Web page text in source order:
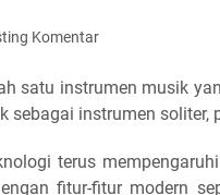
Komentar
satu instrumen musik
sebagai instrumen
terus
fitur-fitur modern